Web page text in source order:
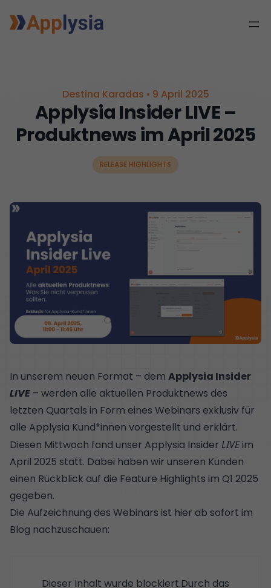
Destina Karadas • 9 April 2025
Applysia Insider LIVE –
Produktnews im April 2025
RELEASE HIGHLIGHTS
In unserem neuen Format – dem Applysia Insider
LIVE – werden alle aktuellen Produktnews des
letzten Quartals in Form eines Webinars exklusiv für
alle Applysia Kund*innen vorgestellt und erklärt.
Diesen Mittwoch fand unser Applysia Insider LIVEim
April 2025 statt. Dabei haben wir unseren Kunden
einen Rückblick auf die Feature Highlights im Q1 2025
gegeben.
Die Aufzeichnung des Webinars ist hier ab sofort im
Blog nachzuschauen:
Dieser Inhalt wurde blockiert.Durch das